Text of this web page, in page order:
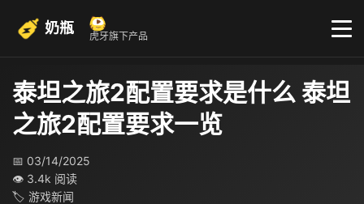
奶瓶 虎牙旗下产品
泰坦之旅2配置要求是什么 泰坦
之旅2配置要求一览
📅 03/14/2025
👁 3.4k 阅读
🏷 游戏新闻